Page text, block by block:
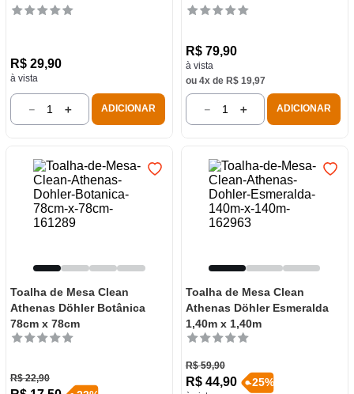
R$ 29,90
à vista
＋
－ ADICIONAR
R$ 79,90
à vista
ou 4x de R$ 19,97
＋
－ ADICIONAR
Toalha de Mesa Clean
Athenas Döhler Botânica
78cm x 78cm
R$ 22,90
Toalha de Mesa Clean
Athenas Döhler Esmeralda
1,40m x 1,40m
R$ 59,90
R$ 44,90 -25%